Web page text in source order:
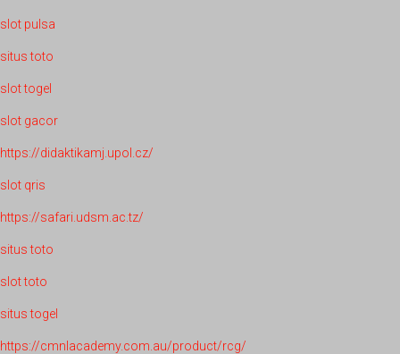
slot pulsa
situs toto
slot togel
slot gacor
https://didaktikamj.upol.cz/
slot qris
https://safari.udsm.ac.tz/
situs toto
slot toto
situs togel
https://cmnlacademy.com.au/product/rcg/